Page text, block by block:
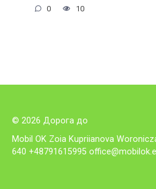
0 10
© 2026 Дорога до
Mobil OK Zoia Kupriianova
640 +48791615995